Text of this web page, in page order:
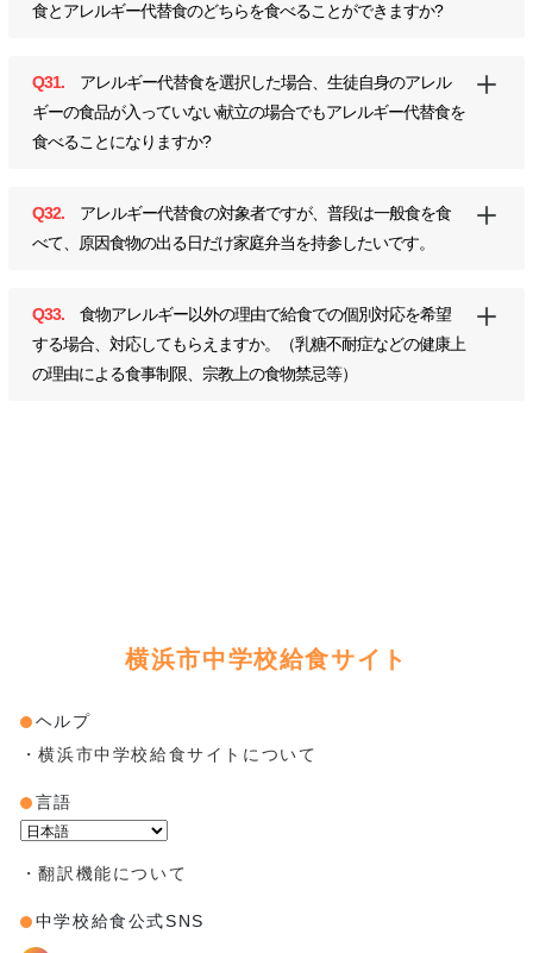
食とアレルギー代替食のどちらを食べることができますか?
Q31.アレルギー代替食を選択した場合、生徒自身のアレル
ギーの食品が入っていない献立の場合でもアレルギー代替食を
食べることになりますか?
Q32.アレルギー代替食の対象者ですが、普段は一般食を食
べて、原因食物の出る日だけ家庭弁当を持参したいです。
Q33.食物アレルギー以外の理由で給食での個別対応を希望
する場合、対応してもらえますか。（乳糖不耐症などの健康上
の理由による食事制限、宗教上の食物禁忌等）
横浜市中学校給食サイト
ヘルプ
・横浜市中学校給食サイトについて
言語
・翻訳機能について
中学校給食公式SNS